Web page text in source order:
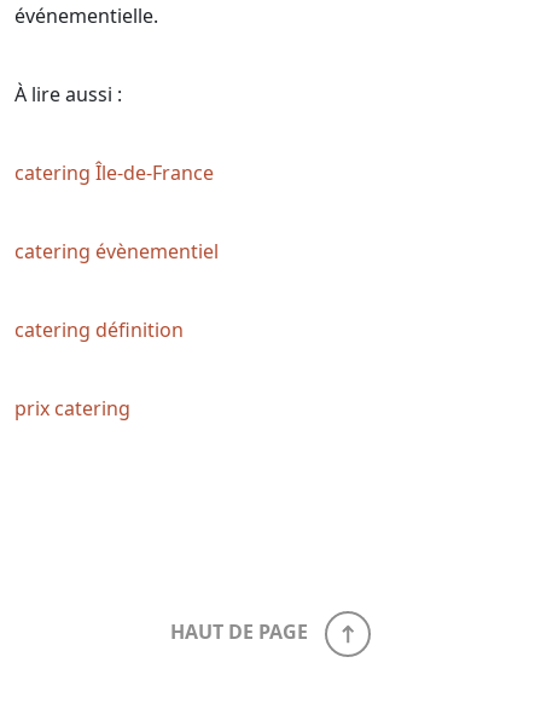
événementielle.
À lire aussi :
catering Île-de-France
catering évènementiel
catering définition
prix catering
HAUT DE PAGE